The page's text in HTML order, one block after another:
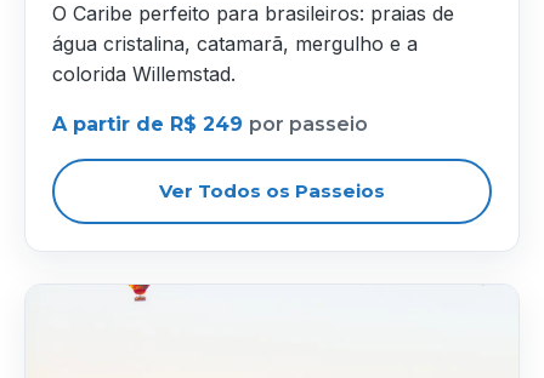
O Caribe perfeito para brasileiros: praias de
água cristalina, catamarã, mergulho e a
colorida Willemstad.
A partir de R$ 249 por passeio
Ver Todos os Passeios